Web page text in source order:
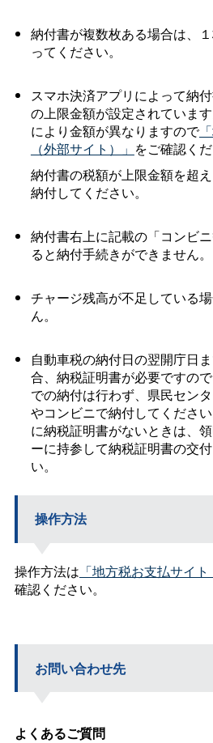
納付書が複数枚ある場合は、
ってください。
スマホ決済アプリによって納
の上限金額が設定されていま
により金額が異なりますので
（外部サイト）」 をご確認くだ
納付書の税額が上限金額を超
納付してください。
納付書右上に記載の「コンビ
ると納付手続きができません。
チャージ残高が不足している
ん。
自動車税の納付日の翌開庁日
合、納税証明書が必要ですの
での納付は行わず、県民セン
やコンビニで納付してくださ
に納税証明書がないときは、
ーに持参して納税証明書の交
い。
操作方法
操作方法は 「地方税お支払サイ
確認ください。
お問い合わせ先
よくあるご質問